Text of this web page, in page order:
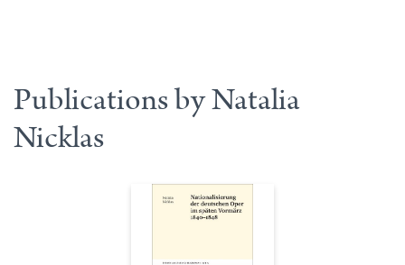
Publications by Natalia
Nicklas